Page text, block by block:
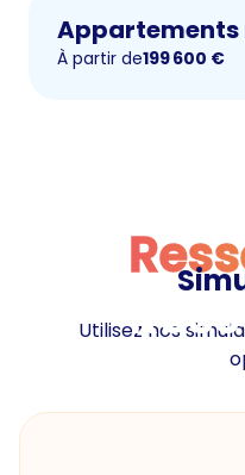
Appartements
À partir de199 600 €
Utilisez nos